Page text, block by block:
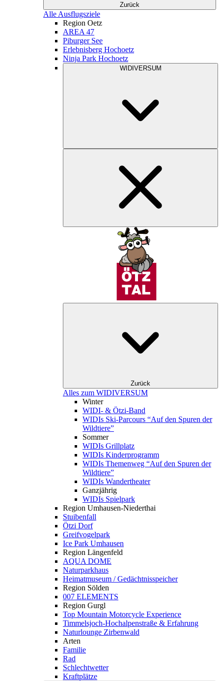
Zurück
Alle Ausflugsziele
Region Oetz
AREA 47
Piburger See
Erlebnisberg Hochoetz
Ninja Park Hochoetz
WIDIVERSUM
Zurück
Alles zum WIDIVERSUM
Winter
WIDI- & Ötzi-Band
WIDIs Ski-Parcours “Auf den Spuren der
Wildtiere”
Sommer
WIDIs Grillplatz
WIDIs Kinderprogramm
WIDIs Themenweg “Auf den Spuren der
Wildtiere”
WIDIs Wandertheater
Ganzjährig
WIDIs Spielpark
Region Umhausen-Niederthai
Stuibenfall
Ötzi Dorf
Greifvogelpark
Ice Park Umhausen
Region Längenfeld
AQUA DOME
Naturparkhaus
Heimatmuseum / Gedächtnisspeicher
Region Sölden
007 ELEMENTS
Region Gurgl
Top Mountain Motorcycle Experience
Timmelsjoch-Hochalpenstraße & Erfahrung
Naturlounge Zirbenwald
Arten
Familie
Rad
Schlechtwetter
Kraftplätze